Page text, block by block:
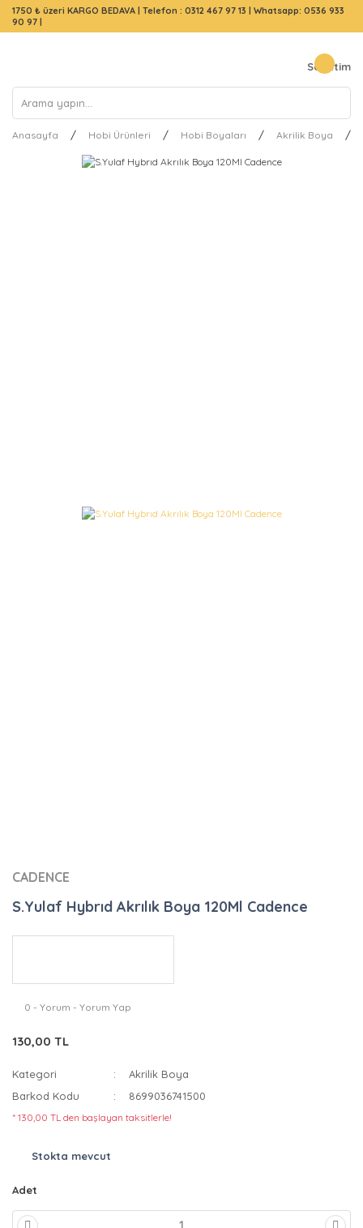
1750 ₺ üzeri KARGO BEDAVA | Telefon : 0312 467 97 13 | Whatsapp: 0536 933
90 97 |
Sepetim
Anasayfa Hobi Ürünleri Hobi Boyaları Akrilik Boya
CADENCE
S.Yulaf Hybrıd Akrılık Boya 120Ml Cadence
0 - Yorum - Yorum Yap
130,00 TL
Kategori
Akrilik Boya
Barkod Kodu
8699036741500
* 130,00 TL den başlayan taksitlerle!
Stokta mevcut
Adet